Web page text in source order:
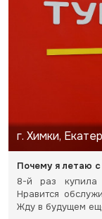
г. Химки,
Почему я летаю
8-й раз купила
Нравится
Жду в будущем